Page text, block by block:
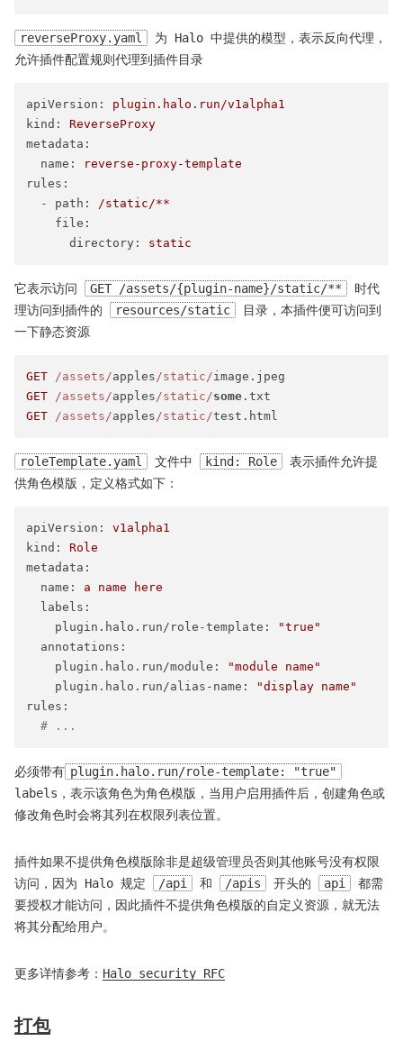
reverseProxy.yaml
为 Halo 中提供的模型，表示反向代理，
允许插件配置规则代理到插件目录
apiVersion:
plugin.halo.run/v1alpha1
kind:
ReverseProxy
metadata:
name:
reverse-proxy-template
rules:
-
path:
/static/**
file:
directory:
static
它表示访问 GET /assets/{plugin-name}/static/**
时代
理访问到插件的
resources/static
目录，本插件便可访问到
一下静态资源
GET /assets/apples/static/
GET /assets/apples/static/some
GET /assets/apples/static/
roleTemplate.yaml 文件中 kind: Role
表示插件允许提
供角色模版，定义格式如下：
apiVersion:
v1alpha1
kind:
Role
metadata:
name:
a name
here
labels:
plugin.halo.run/role-template:
"true"
annotations:
plugin.halo.run/module:
"module name"
plugin.halo.run/alias-name:
"display name"
rules:
# ...
必须带有 plugin.halo.run/role-template: "true"
labels，表示该角色为角色模版，当用户启用插件后，创建角色或
修改角色时会将其列在权限列表位置。
插件如果不提供角色模版除非是超级管理员否则其他账号没有权限
访问，因为 Halo 规定
/api 和 /apis 开头的 api
都需
要授权才能访问，因此插件不提供角色模版的自定义资源，就无法
将其分配给用户。
更多详情参考： Halo security RFC
打包